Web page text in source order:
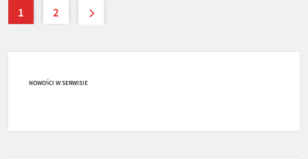
1 2
NOWOŚCI W SERWISIE